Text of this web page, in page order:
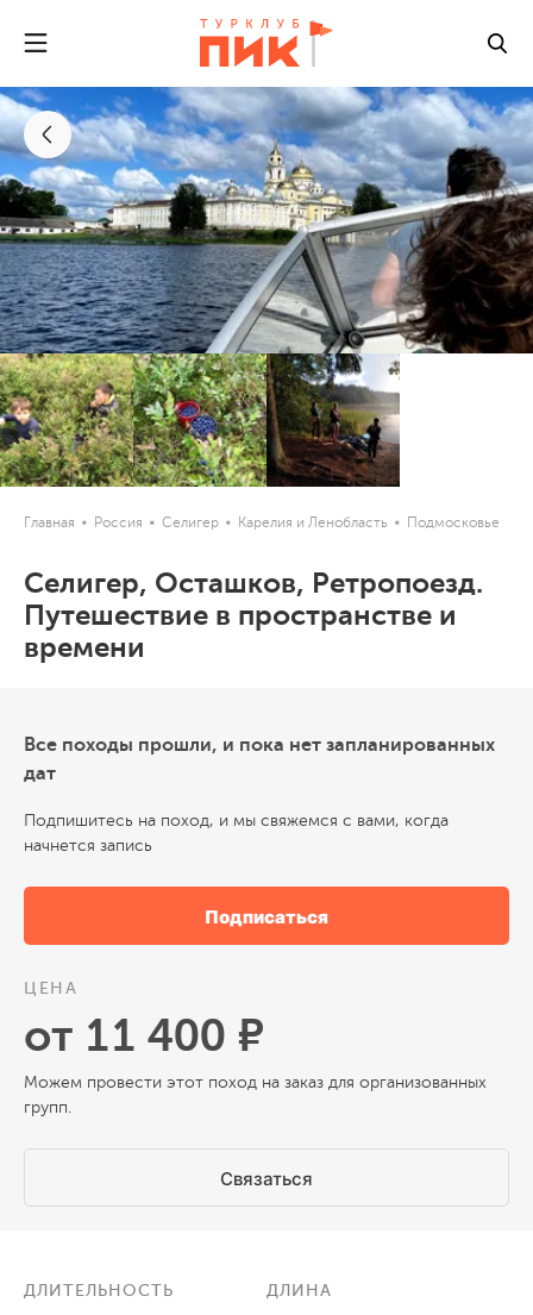
Главная Россия Селигер Карелия и Ленобласть Подмосковье
Селигер, Осташков, Ретропоезд.
Путешествие в пространстве и
времени
Все походы прошли, и пока нет запланированных
дат
Подпишитесь на поход, и мы свяжемся с вами, когда
начнется запись
Подписаться
ЦЕНА
от 11 400 ₽
Можем провести этот поход на заказ для организованных
групп.
Связаться
ДЛИТЕЛЬНОСТЬ ДЛИНА